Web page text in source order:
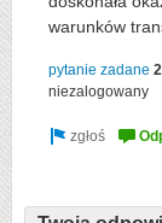
warunków
pytanie zadane
niezalogowany